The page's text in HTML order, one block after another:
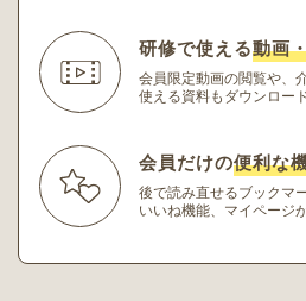
研修で使える動画
会員限定動画の閲覧や、
使える資料もダウンロー
会員だけの便利な
後で読み直せるブックマ
いいね機能、マイページ